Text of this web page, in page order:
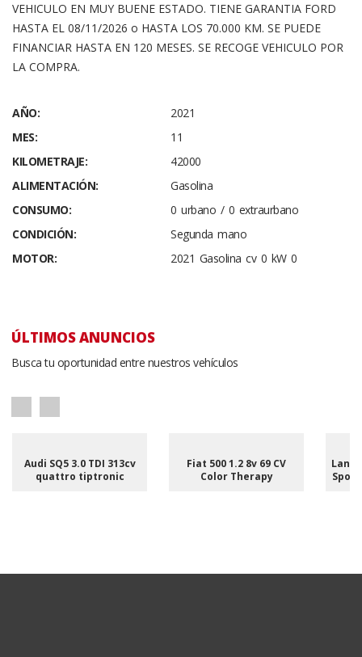
VEHICULO EN MUY BUENE ESTADO. TIENE GARANTIA FORD
HASTA EL 08/11/2026 o HASTA LOS 70.000 KM. SE PUEDE
FINANCIAR HASTA EN 120 MESES. SE RECOGE VEHICULO POR
LA COMPRA.
AÑO:
2021
MES:
11
KILOMETRAJE:
42000
ALIMENTACIÓN:
Gasolina
CONSUMO:
0 urbano / 0 extraurbano
CONDICIÓN:
Segunda mano
MOTOR:
2021 Gasolina cv 0 kW 0
ÚLTIMOS ANUNCIOS
Busca tu oportunidad entre nuestros vehículos
Audi SQ5 3.0 TDI 313cv
quattro tiptronic
Fiat 500 1.2 8v 69 CV
Color Therapy
Land
Sport